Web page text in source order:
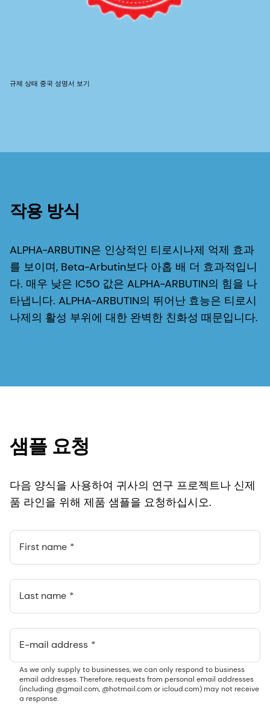
규제 상태 중국 성명서 보기
작용 방식
ALPHA-ARBUTIN은 인상적인 티로시나제 억제 효과
를 보이며, Beta-Arbutin보다 아홉 배 더 효과적입니
다. 매우 낮은 IC50 값은 ALPHA-ARBUTIN의 힘을 나
타냅니다. ALPHA-ARBUTIN의 뛰어난 효능은 티로시
나제의 활성 부위에 대한 완벽한 친화성 때문입니다.
샘플 요청
다음 양식을 사용하여 귀사의 연구 프로젝트나 신제
품 라인을 위해 제품 샘플을 요청하십시오.
First name
Last name
E-mail address
As we only supply to businesses, we can only respond to business
email addresses. Therefore, requests from personal email addresses
(including @gmail.com, @hotmail.com or icloud.com) may not receive
a response.